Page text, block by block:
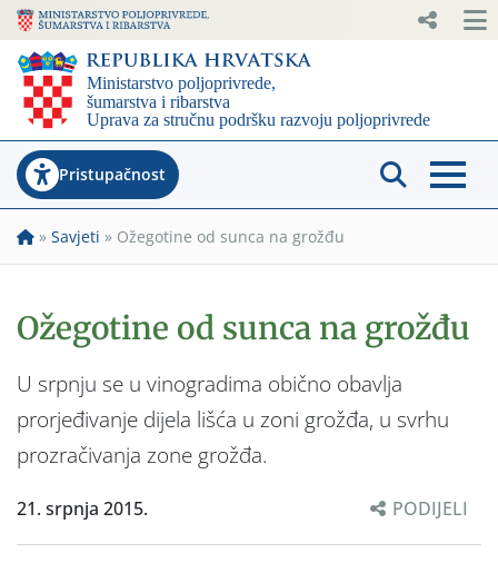
Pristupačnost
» Savjeti » Ožegotine od sunca na grožđu
Ožegotine od sunca na grožđu
U srpnju se u vinogradima obično obavlja
prorjeđivanje dijela lišća u zoni grožđa, u svrhu
prozračivanja zone grožđa.
21. srpnja 2015. PODIJELI